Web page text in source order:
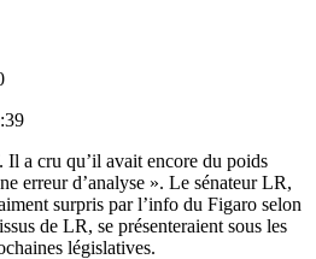
a cru qu’il avait encore du poids
erreur d’analyse ». Le sénateur LR,
surpris par l’info du Figaro selon
de LR, se présenteraient sous les
législatives.